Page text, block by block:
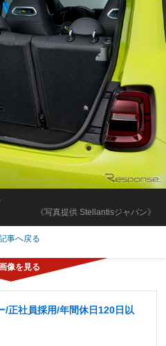
《写真提供 Stellantisジャパン》
事へ戻る
/正社員採用/年間休日120日以